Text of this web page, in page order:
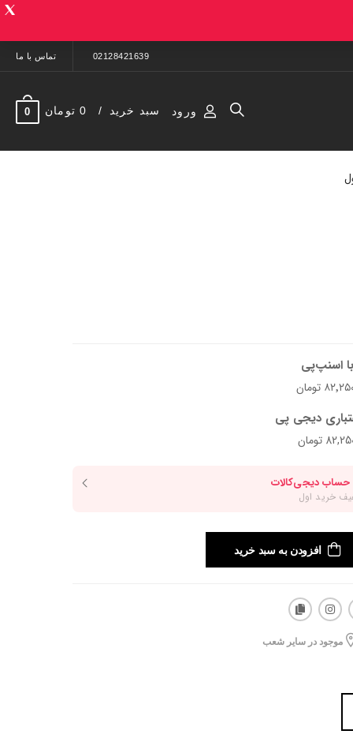
02128421639 تماس با ما
ورود سبد خرید 0 تومان 0
اسنپ‌پی
دیجی پی
افزودن به سبد خرید
موجود در سایر شعب